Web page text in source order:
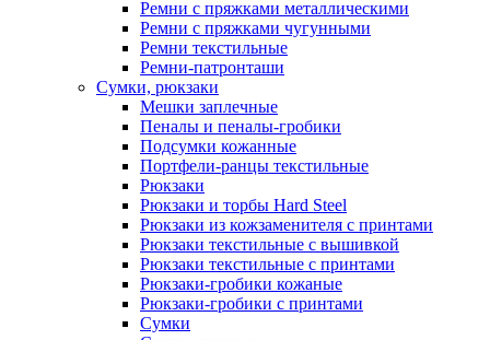
Ремни с пряжками металлическими
Ремни с пряжками чугунными
Ремни текстильные
Ремни-патронташи
Сумки, рюкзаки
Мешки заплечные
Пеналы и пеналы-гробики
Подсумки кожанные
Портфели-ранцы текстильные
Рюкзаки
Рюкзаки и торбы Hard Steel
Рюкзаки из кожзаменителя с принтами
Рюкзаки текстильные с вышивкой
Рюкзаки текстильные с принтами
Рюкзаки-гробики кожаные
Рюкзаки-гробики с принтами
Сумки